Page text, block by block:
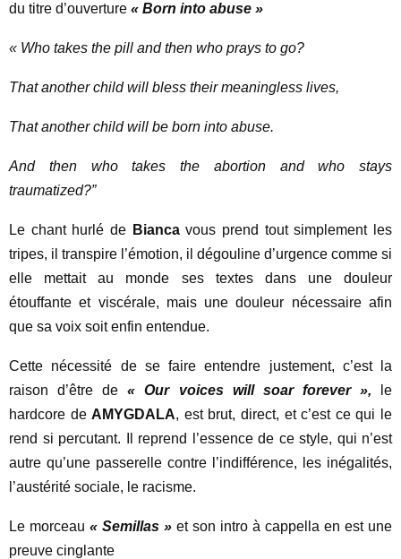
du titre d’ouverture « Born into abuse »
« Who takes the pill and then who prays to go?
That another child will bless their meaningless lives,
That another child will be born into abuse.
And then who takes the abortion and who stays
traumatized?”
Le chant hurlé de Biancavous prend tout simplement les
tripes, il transpire l’émotion, il dégouline d’urgence comme si
elle mettait au monde ses textes dans une douleur
étouffante et viscérale, mais une douleur nécessaire afin
que sa voix soit enfin entendue.
Cette nécessité de se faire entendre justement, c’est la
raison d’être de« Our voices will soar forever »,
le
hardcore deAMYGDALA, est brut, direct, et c’est ce qui le
rend si percutant. Il reprend l’essence de ce style, qui n’est
autre qu’une passerelle contre l’indifférence, les inégalités,
l’austérité sociale, le racisme.
Le morceau « Semillas » et son intro à cappella en est une
preuve cinglante